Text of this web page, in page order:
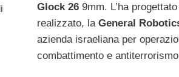
Glock 269mm. L’ha
realizzato, la General
azienda israeliana per
combattimento e